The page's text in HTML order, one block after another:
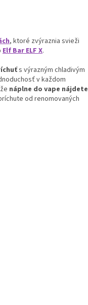
, ktoré zvýraznia svieži
Elf Bar ELF X.
s výrazným chladivým
v každom
náplne do vape nájdete
od renomovaných